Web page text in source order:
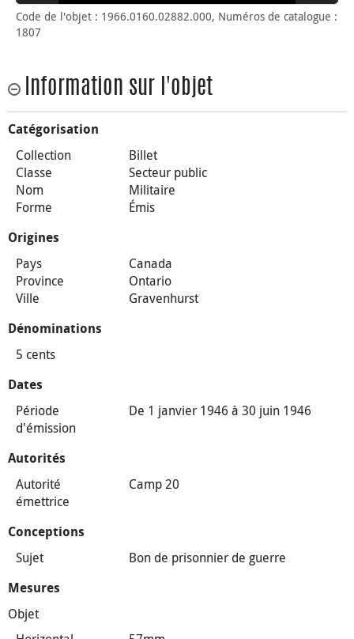
Code de l'objet : 1966.0160.02882.000, Numéros de catalogue :
1807
Information sur l'objet
Catégorisation
Collection
Billet
Classe
Secteur public
Nom
Militaire
Forme
Émis
Origines
Pays
Canada
Province
Ontario
Ville
Gravenhurst
Dénominations
5 cents
Dates
Période
d'émission
De 1 janvier 1946 à 30 juin 1946
Autorités
Autorité
émettrice
Camp 20
Conceptions
Sujet Bon de prisonnier de guerre
Mesures
Objet